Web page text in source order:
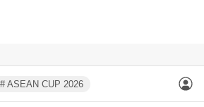
# ASEAN CUP 2026